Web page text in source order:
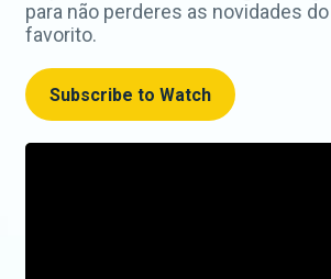
para não perderes as novidades
favorito.
Subscribe to Watch